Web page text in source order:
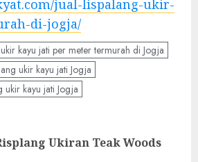
jual-lispalang-ukir-
di-jogja/
kayu jati per meter termurah di Jogja
ukir kayu jati Jogja
ukir kayu jati Jogja
Ukiran Teak Woods